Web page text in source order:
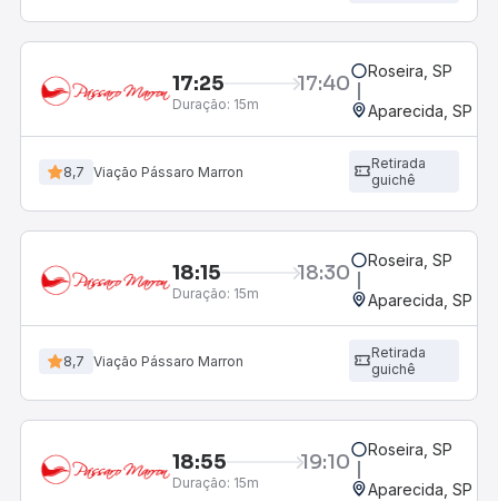
17:25 17:40
Duração: 15m
Roseira, SP
Aparecida, SP -
8,7 Viação Pássaro Marron
Retirada
guichê
18:15 18:30
Duração: 15m
Roseira, SP
Aparecida, SP -
8,7 Viação Pássaro Marron
Retirada
guichê
18:55 19:10
Duração: 15m
Roseira, SP
Aparecida, SP -